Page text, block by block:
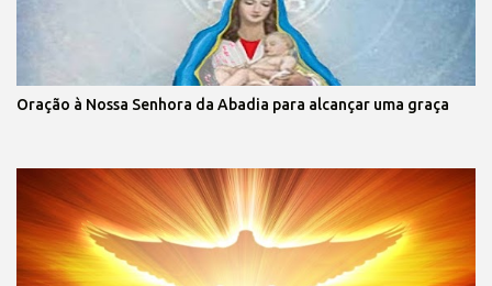
Oração à Nossa Senhora da Abadia para alcançar uma graça